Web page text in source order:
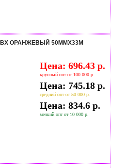
ОРАНЖЕВЫЙ 50ММX33М
Цена: 696.43 р.
крупный опт от 100 000 р.
Цена: 745.18 р.
средний опт от 50 000 р.
Цена: 834.6 р.
мелкий опт от 10 000 р.